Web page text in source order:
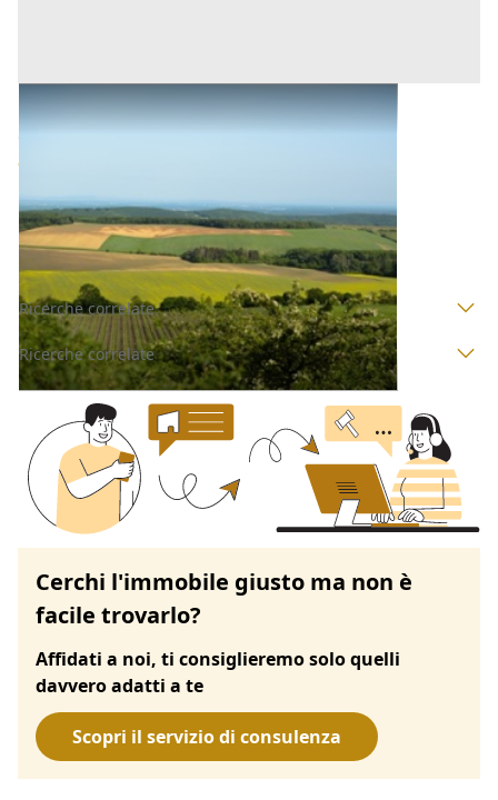
Terreni all'asta a Padova
37.500 €
Codice asta:AI3106834
Asta chiusa
Ricerche correlate
Ricerche correlate
Cerchi l'immobile giusto ma non è
facile trovarlo?
Affidati a noi, ti consiglieremo solo quelli
davvero adatti a te
Scopri il servizio di consulenza